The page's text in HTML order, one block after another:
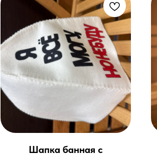
Шапка банная с